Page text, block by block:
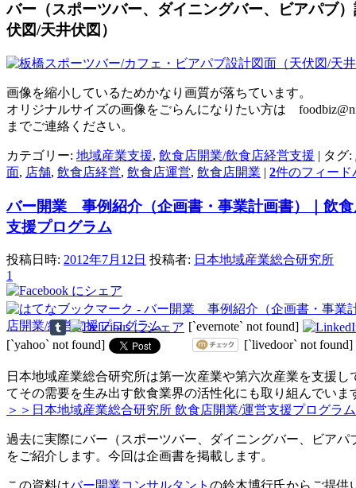
バー（スポーツバー、ダイニングバー、ビアパブ
伏図/天井伏図）
画像を縮小しているためかなり画質が落ちています。
オリジナルサイズの画像をごらんになりたい方は
までご連絡ください。
カテゴリー: 地域産業支援, 飲食店開業/飲食店経営支援 | タグ:
面, 店舗, 飲食店経営, 飲食店運営, 飲食店開業 | 2件のフィード
バー開業 事例紹介（企画書・事業計画書）｜飲食
支援プログラム
投稿日時: 2012年7月12日 投稿者: 日本地域産業総合研究所
1
[`evernote` not found]
[`yahoo` not found]
[`livedoor` not found]
日本地域産業総合研究所は第一次産業や第六次産業を支援し
てその需要を生み出す飲食業界の活性化にも取り組んでいま
＞＞日本地域産業総合研究所 飲食店開業/運営支援プログラム
過去に実際にバー（スポーツバー、ダイニングバー、ビアパ
をご紹介します。今回は企画書を掲載します。